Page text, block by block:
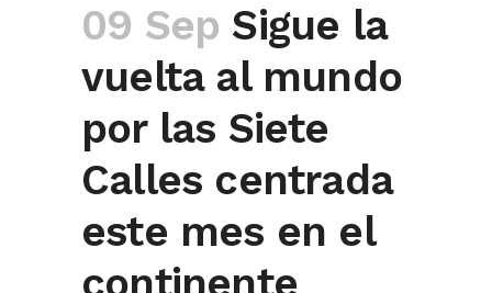
09 Sep Sigue la
vuelta al mundo
por las Siete
Calles centrada
este mes en el
continente